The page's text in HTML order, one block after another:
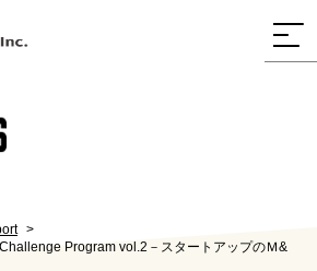
Program vol.2－スタートアップのＭ&